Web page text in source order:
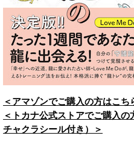
＜アマゾンでご購入の方はこち
＜トカナ公式ストアでご購入
チャクラシール付き）＞